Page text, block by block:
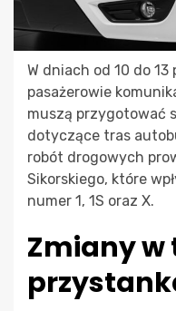
W dniach od 10 do
pasażerowie
muszą przygotować
dotyczące tras
robót drogowych
Sikorskiego, które
numer 1, 1S oraz X.
Zmiany w